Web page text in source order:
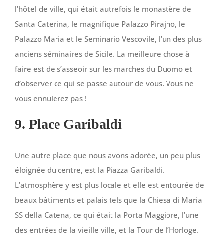
l’hôtel de ville, qui était autrefois le monastère de
Santa Caterina, le magnifique Palazzo Pirajno, le
Palazzo Maria et le Seminario Vescovile, l’un des plus
anciens séminaires de Sicile. La meilleure chose à
faire est de s’asseoir sur les marches du Duomo et
d’observer ce qui se passe autour de vous. Vous ne
vous ennuierez pas !
9. Place Garibaldi
Une autre place que nous avons adorée, un peu plus
éloignée du centre, est la Piazza Garibaldi.
L’atmosphère y est plus locale et elle est entourée de
beaux bâtiments et palais tels que la Chiesa di Maria
SS della Catena, ce qui était la Porta Maggiore, l’une
des entrées de la vieille ville, et la Tour de l’Horloge.